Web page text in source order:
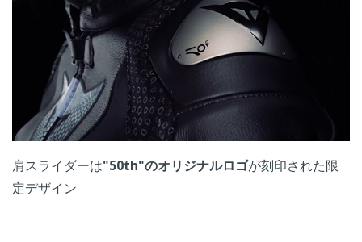
肩スライダーは"50th"のオリジナルロゴが刻印された限
定デザイン